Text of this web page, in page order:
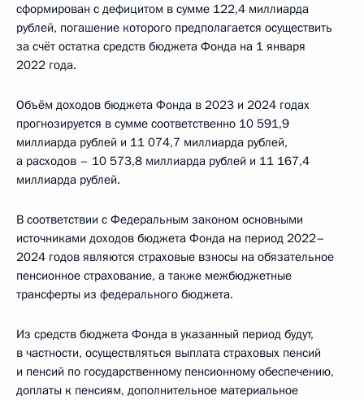
сформирован с дефицитом в сумме 122,4 миллиарда
рублей, погашение которого предполагается осуществить
за счёт остатка средств бюджета Фонда на 1 января
2022 года.
Объём доходов бюджета Фонда в 2023 и 2024 годах
прогнозируется в сумме соответственно 10 591,9
миллиарда рублей и 11 074,7 миллиарда рублей,
а расходов – 10 573,8 миллиарда рублей и 11 167,4
миллиарда рублей.
В соответствии с Федеральным законом основными
источниками доходов бюджета Фонда на период 2022–
2024 годов являются страховые взносы на обязательное
пенсионное страхование, а также межбюджетные
трансферты из федерального бюджета.
Из средств бюджета Фонда в указанный период будут,
в частности, осуществляться выплата страховых пенсий
и пенсий по государственному пенсионному обеспечению,
доплаты к пенсиям, дополнительное материальное